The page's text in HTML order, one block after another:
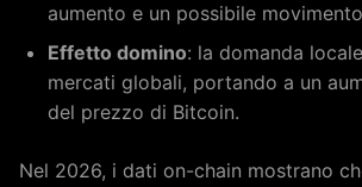
aumento e un possibile
Effetto domino: la domanda
mercati globali, portando a un
del prezzo di Bitcoin.
Nel 2026, i dati on-chain mostrano